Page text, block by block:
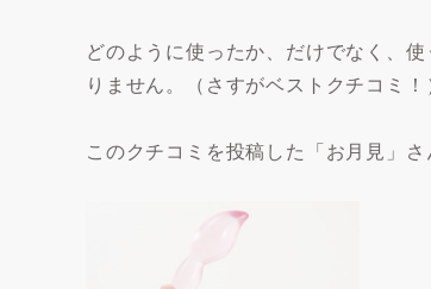
どのように使ったか、だけでなく、 使
りません。
（さすがベストクチコミ！
このクチコミを投稿した「お月見」